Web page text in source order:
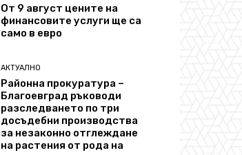
От 9 август цените на
финансовите услуги ще са
само в евро
АКТУАЛНО
Районна прокуратура –
Благоевград ръководи
разследването по три
досъдебни производства
за незаконно отглеждане
на растения от рода на